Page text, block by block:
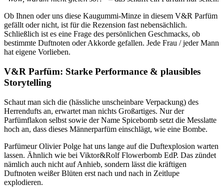
Ob Ihnen oder uns diese Kaugummi-Minze in diesem V&R Parfüm
gefällt oder nicht, ist für die Rezension fast nebensächlich.
Schließlich ist es eine Frage des persönlichen Geschmacks, ob
bestimmte Duftnoten oder Akkorde gefallen. Jede Frau / jeder Mann
hat eigene Vorlieben.
V&R Parfüm: Starke Performance & plausibles
Storytelling
Schaut man sich die (hässliche unscheinbare Verpackung) des
Herrendufts an, erwartet man nichts Großartiges. Nur der
Parfümflakon selbst sowie der Name Spicebomb setzt die Messlatte
hoch an, dass dieses Männerparfüm einschlägt, wie eine Bombe.
Parfümeur Olivier Polge hat uns lange auf die Duftexplosion warten
lassen. Ähnlich wie bei Viktor&Rolf Flowerbomb EdP. Das zündet
nämlich auch nicht auf Anhieb, sondern lässt die kräftigen
Duftnoten weißer Blüten erst nach und nach in Zeitlupe
explodieren.